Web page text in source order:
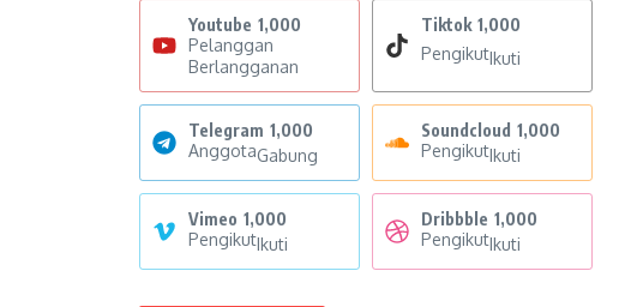
Youtube 1,000
Pelanggan
Berlangganan
Tiktok 1,000
PengikutIkuti
Telegram 1,000
AnggotaGabung
Soundcloud 1,000
PengikutIkuti
Vimeo 1,000
PengikutIkuti
Dribbble 1,000
PengikutIkuti